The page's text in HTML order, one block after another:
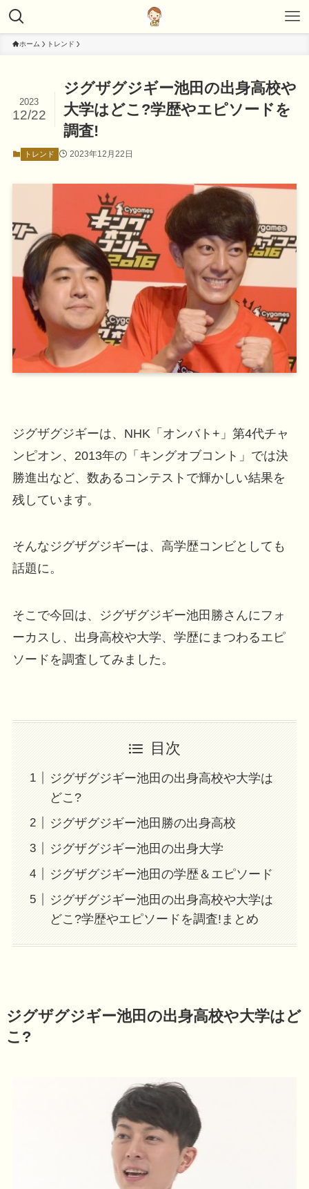
ホーム トレンド
ジグザグジギー池田の出身高校や
大学はどこ?学歴やエピソードを
調査!
2023
12/22
トレンド 2023年12月22日
ジグザグジギーは、NHK「オンバト+」第4代チャ
ンピオン、2013年の「キングオブコント」では決
勝進出など、数あるコンテストで輝かしい結果を
残しています。
そんなジグザグジギーは、高学歴コンビとしても
話題に。
そこで今回は、ジグザグジギー池田勝さんにフォ
ーカスし、出身高校や大学、学歴にまつわるエピ
ソードを調査してみました。
目次
ジグザグジギー池田の出身高校や大学は
どこ?
ジグザグジギー池田勝の出身高校
ジグザグジギー池田の出身大学
ジグザグジギー池田の学歴＆エピソード
ジグザグジギー池田の出身高校や大学は
どこ?学歴やエピソードを調査!まとめ
ジグザグジギー池田の出身高校や大学はど
こ?